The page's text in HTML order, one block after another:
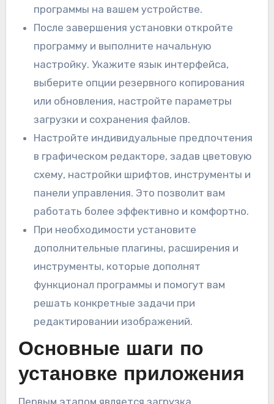
программы на вашем устройстве.
После завершения установки откройте
программу и выполните начальную
настройку. Укажите язык интерфейса,
выберите опции резервного копирования
или обновления, настройте параметры
загрузки и сохранения файлов.
Настройте индивидуальные предпочтения
в графическом редакторе, задав цветовую
схему, настройки шрифтов, инструменты и
панели управления. Это позволит вам
работать более эффективно и комфортно.
При необходимости установите
дополнительные плагины, расширения и
инструменты, которые дополнят
функционал программы и помогут вам
решать конкретные задачи при
редактировании изображений.
Основные шаги по
установке приложения
Первым этапом является загрузка